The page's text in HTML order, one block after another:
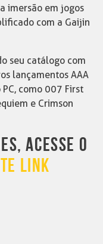
imersão em jogos
com a Gaijin
seu catálogo com
lançamentos AAA
como 007 First
e Crimson
ACESSE O
LINK